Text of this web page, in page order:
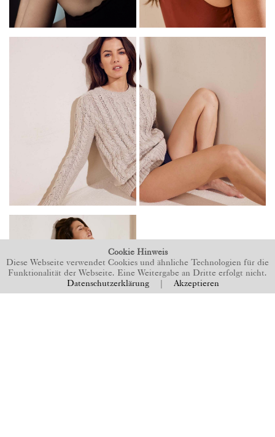
Cookie Hinweis
Diese Webseite verwendet Cookies und ähnliche Technologien für die
Funktionalität der Webseite. Eine Weitergabe an Dritte erfolgt nicht.
Datenschutzerklärung Akzeptieren